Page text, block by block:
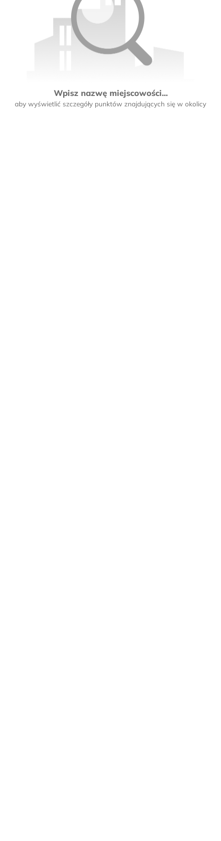
Wpisz nazwę miejscowości...
aby wyświetlić szczegóły punktów znajdujących się w okolicy